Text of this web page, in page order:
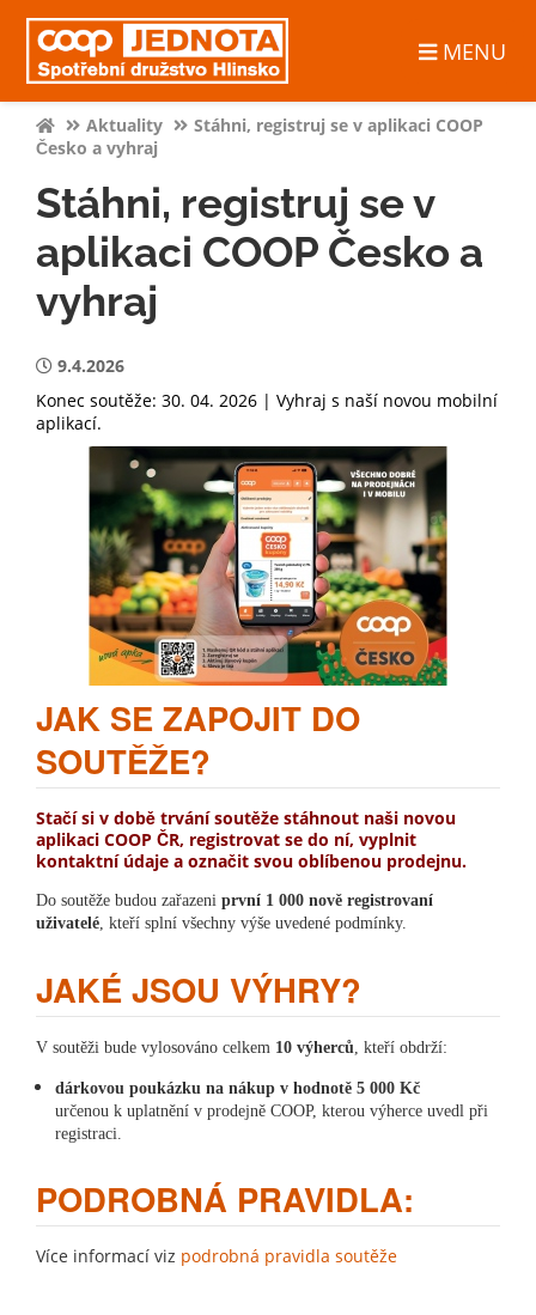
MENU
Aktuality
Stáhni, registruj se v aplikaci COOP
Česko a vyhraj
Stáhni, registruj se v
aplikaci COOP Česko a
vyhraj
9.4.2026
Konec soutěže: 30. 04. 2026 | Vyhraj s naší novou mobilní
aplikací.
JAK SE ZAPOJIT DO
SOUTĚŽE?
Stačí si v době trvání soutěže stáhnout naši novou
aplikaci COOP ČR, registrovat se do ní, vyplnit
kontaktní údaje a označit svou oblíbenou prodejnu.
Do soutěže budou zařazeni první 1 000 nově registrovaní
uživatelé, kteří splní všechny výše uvedené podmínky.
JAKÉ JSOU VÝHRY?
V soutěži bude vylosováno celkem 10 výherců , kteří obdrží:
dárkovou poukázku na nákup v hodnotě 5 000 Kč
určenou k uplatnění v prodejně COOP, kterou výherce uvedl při
registraci.
PODROBNÁ PRAVIDLA:
Více informací viz podrobná pravidla soutěže